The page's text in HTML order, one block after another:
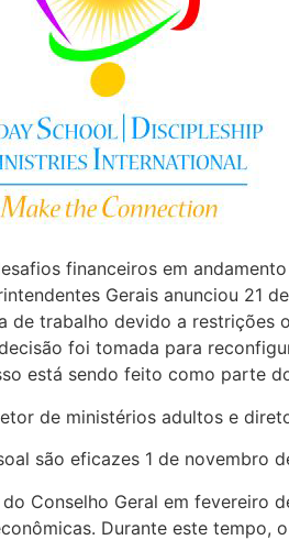
financeiros em
Gerais anunciou 21
de trabalho devido a restrições
foi tomada para
está sendo feito como parte
de ministérios adultos e
são eficazes 1 de novembro
Conselho Geral em fevereiro
Durante este tempo,